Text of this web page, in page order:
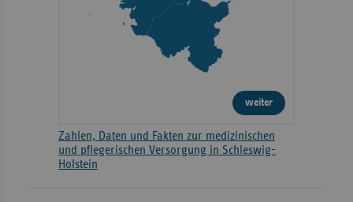
weiter
Zahlen, Daten und Fakten zur medizinischen
und pflegerischen Versorgung in Schleswig-
Holstein